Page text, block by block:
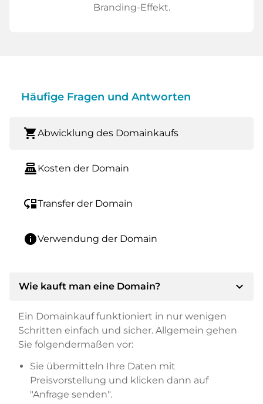
Branding-Effekt.
Häufige Fragen und Antworten
shopping_cartAbwicklung des Domainkaufs
point_of_saleKosten der Domain
move_downTransfer der Domain
infoVerwendung der Domain
Wie kauft man eine Domain? expand_more
Ein Domainkauf funktioniert in nur wenigen
Schritten einfach und sicher. Allgemein gehen
Sie folgendermaßen vor:
Sie übermitteln Ihre Daten mit
Preisvorstellung und klicken dann auf
"Anfrage senden".